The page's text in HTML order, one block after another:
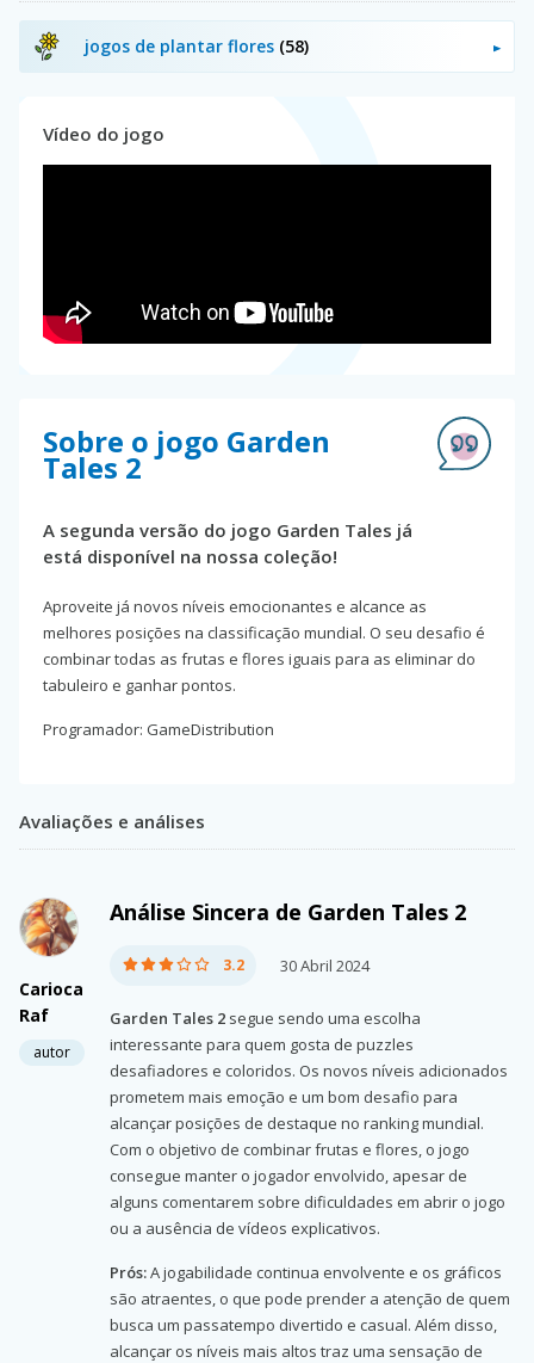
jogos de plantar flores (58)
Vídeo do jogo
Sobre o jogo Garden
Tales 2
A segunda versão do jogo Garden Tales já
está disponível na nossa coleção!
Aproveite já novos níveis emocionantes e alcance as
melhores posições na classificação mundial. O seu desafio é
combinar todas as frutas e flores iguais para as eliminar do
tabuleiro e ganhar pontos.
Programador: GameDistribution
Avaliações e análises
Carioca
Raf
autor
Análise Sincera de Garden Tales 2
3.2 30 Abril 2024
Garden Tales 2 segue sendo uma escolha
interessante para quem gosta de puzzles
desafiadores e coloridos. Os novos níveis adicionados
prometem mais emoção e um bom desafio para
alcançar posições de destaque no ranking mundial.
Com o objetivo de combinar frutas e flores, o jogo
consegue manter o jogador envolvido, apesar de
alguns comentarem sobre dificuldades em abrir o jogo
ou a ausência de vídeos explicativos.
Prós:A jogabilidade continua envolvente e os gráficos
são atraentes, o que pode prender a atenção de quem
busca um passatempo divertido e casual. Além disso,
alcançar os níveis mais altos traz uma sensação de